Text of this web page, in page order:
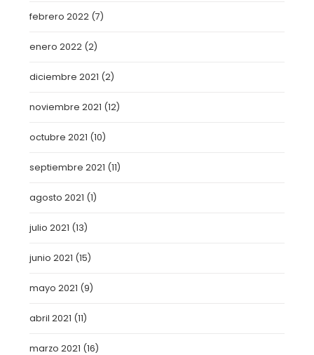
febrero 2022 (7)
enero 2022 (2)
diciembre 2021 (2)
noviembre 2021 (12)
octubre 2021 (10)
septiembre 2021 (11)
agosto 2021 (1)
julio 2021 (13)
junio 2021 (15)
mayo 2021 (9)
abril 2021 (11)
marzo 2021 (16)